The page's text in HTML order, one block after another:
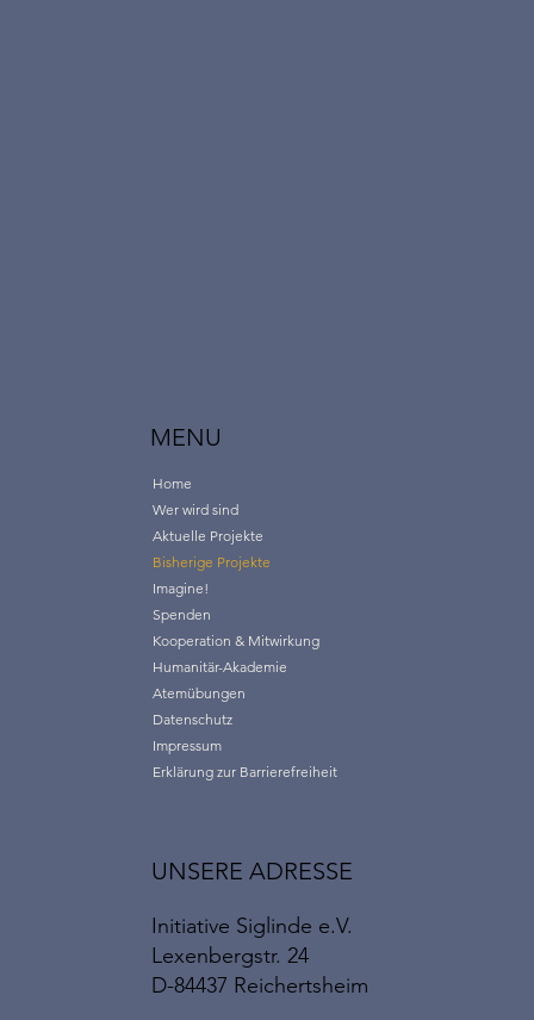
Home
Wer wird sind
Aktuelle Projekte
Bisherige Projekte
Imagine!
Spenden
Kooperation & Mitwirkung
Humanitär-Akademie
Atemübungen
Datenschutz
Impressum
Erklärung zur Barrierefreiheit
MENU
Initiative Siglinde e.V.
Lexenbergstr. 24
D-84437 Reichertsheim
UNSERE ADRESSE